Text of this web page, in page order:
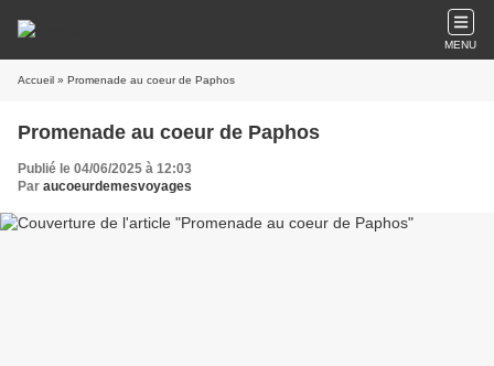
MENU
Accueil » Promenade au coeur de Paphos
Promenade au coeur de Paphos
Publié le 04/06/2025 à 12:03
Par aucoeurdemesvoyages